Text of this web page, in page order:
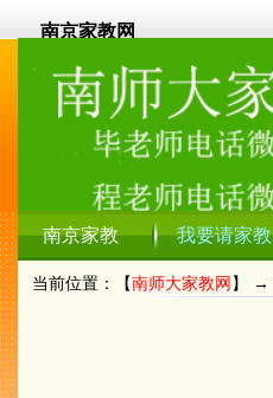
南京家教网
南京家教 我要请家教
当前位置：【南师大家教网】 →